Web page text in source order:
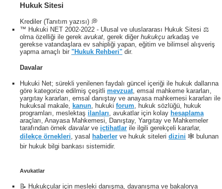
Hukuk Sitesi
Krediler (Tanıtım yazısı) 💭
™ Hukuki NET 2002-2022 - Ulusal ve uluslararası Hukuk Sitesi ⚖️
olma özelliği ile gerek avukat , gerek diğer hukukçu arkadaş ve
gerekse vatandaşlara ev sahipliği yapan, eğitim ve bilimsel alışveriş
yapma amaçlı bir "Hukuk Rehberi" dir.
Davalar
Hukuki Net; sürekli yenilenen faydalı güncel içeriği ile hukuk dallarına
göre kategorize edilmiş çeşitli mevzuat, emsal mahkeme kararları,
yargıtay kararları, emsal danıştay ve anayasa mahkemesi kararları ile
hukuksal makale, kanun, hukuki forum, hukuk sözlüğü, hukuk
programları, meslektaş ilanları, avukatlar için kolay hesaplama
araçları, Anayasa Mahkemesi, Danıştay, Yargıtay ve Mahkemeler
tarafından örnek davalarve içtihatlar ile ilgili gerekçeli kararlar,
dilekçe örnekleri, yasal haberler ve hukuk siteleri dizini 🕸 bulunan
bir hukuk bilgi bankası sistemidir.
Avukatlar
📝 Hukukçular için mesleki danışma, dayanışma ve bakalorya